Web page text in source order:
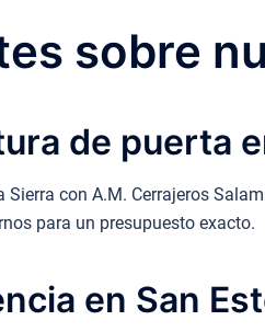
sobre
de puerta
Sierra con A.M. Cerrajeros
para un presupuesto exacto.
en San